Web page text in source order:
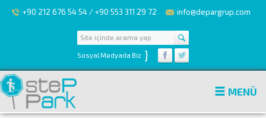
+90 212 676 54 54 / +90 553 311 29 72 info@depargrup.com
Sosyal Medyada Biz }
MENÜ